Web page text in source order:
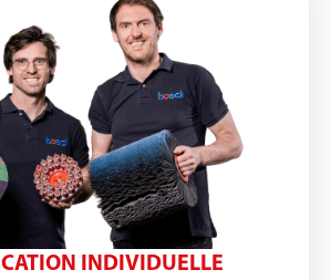
INDIVIDUELLE